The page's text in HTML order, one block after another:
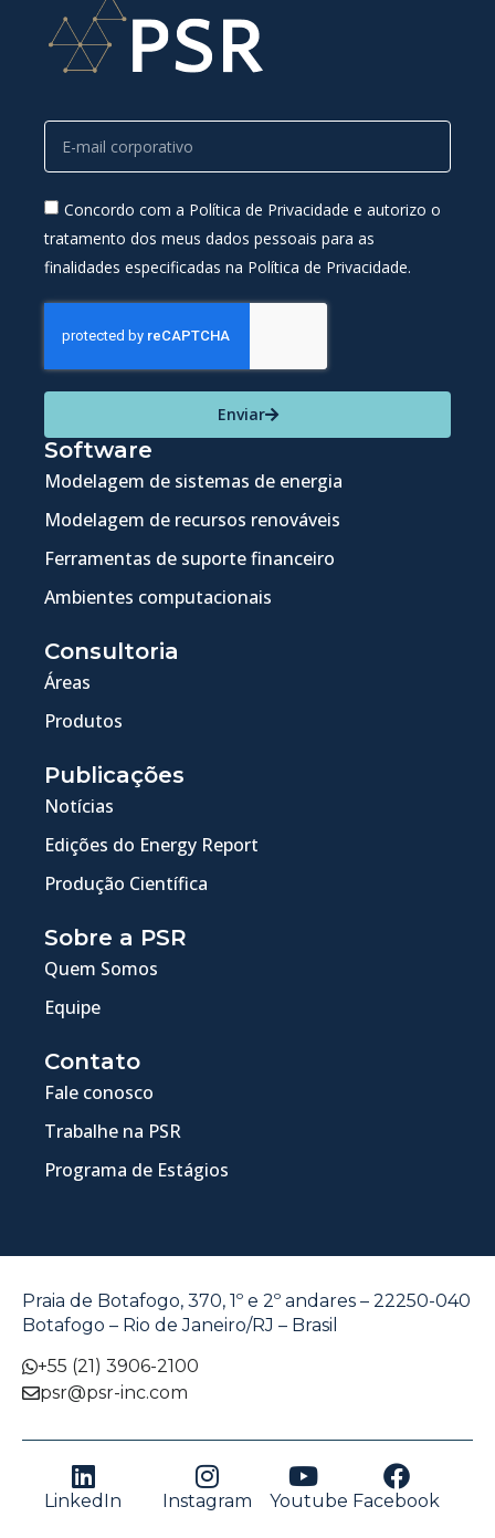
Concordo com a Política de Privacidade e autorizo o
tratamento dos meus dados pessoais para as
finalidades especificadas na Política de Privacidade.
Enviar
Software
Modelagem de sistemas de energia
Modelagem de recursos renováveis
Ferramentas de suporte financeiro
Ambientes computacionais
Consultoria
Áreas
Produtos
Publicações
Notícias
Edições do Energy Report
Produção Científica
Sobre a PSR
Quem Somos
Equipe
Contato
Fale conosco
Trabalhe na PSR
Programa de Estágios
Praia de Botafogo, 370, 1º e 2º andares – 22250-040
Botafogo – Rio de Janeiro/RJ – Brasil
+55 (21) 3906-2100
psr@psr-inc.com
LinkedIn Instagram Youtube Facebook